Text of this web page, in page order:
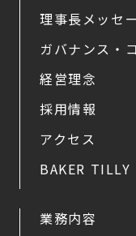
理事長メッセ
ガバナンス・
経営理念
採用情報
アクセス
BAKER
業務内容